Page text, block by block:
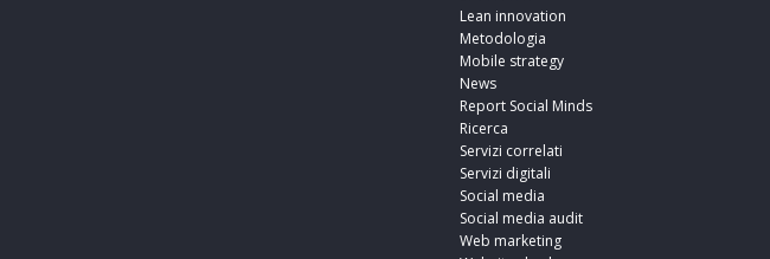
Lean innovation
Metodologia
Mobile strategy
News
Report Social Minds
Ricerca
Servizi correlati
Servizi digitali
Social media
Social media audit
Web marketing